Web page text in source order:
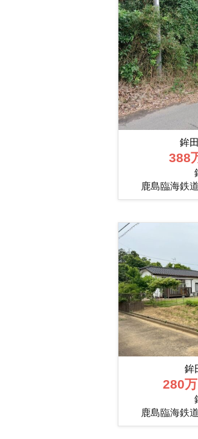
鉾
388
鹿島臨海鉄
鉾
280
鹿島臨海鉄